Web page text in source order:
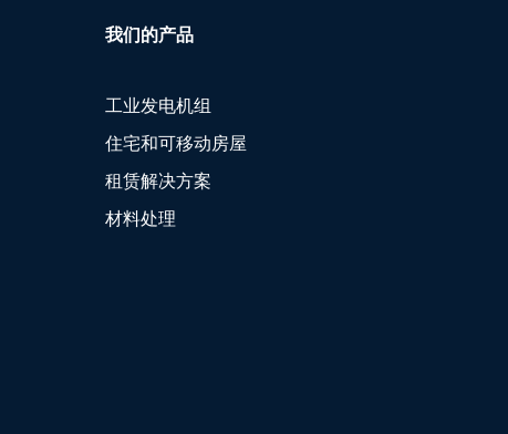
我们的产品
工业发电机组
住宅和可移动房屋
租赁解决方案
材料处理